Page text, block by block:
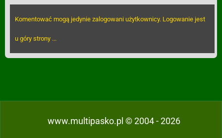
Komentować mogą jedynie zalogowani użytkownicy. Logowanie jest
u góry strony ...
www.multipasko.pl © 2004 - 2026